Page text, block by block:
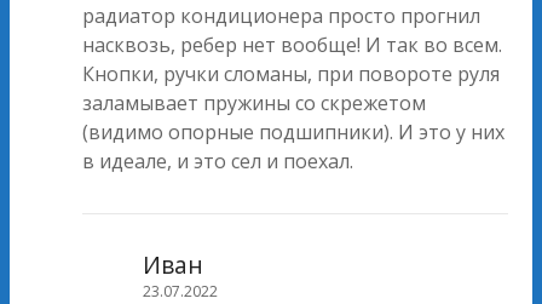
радиатор кондиционера просто прогнил
насквозь, ребер нет вообще! И так во всем.
Кнопки, ручки сломаны, при повороте руля
заламывает пружины со скрежетом
(видимо опорные подшипники). И это у них
в идеале, и это сел и поехал.
Иван
23.07.2022